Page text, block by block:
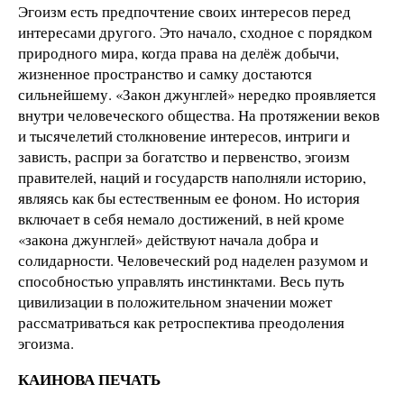
Эгоизм есть предпочтение своих интересов перед
интересами другого. Это начало, сходное с порядком
природного мира, когда права на делёж добычи,
жизненное пространство и самку достаются
сильнейшему. «Закон джунглей» нередко проявляется
внутри человеческого общества. На протяжении веков
и тысячелетий столкновение интересов, интриги и
зависть, распри за богатство и первенство, эгоизм
правителей, наций и государств наполняли историю,
являясь как бы естественным ее фоном. Но история
включает в себя немало достижений, в ней кроме
«закона джунглей» действуют начала добра и
солидарности. Человеческий род наделен разумом и
способностью управлять инстинктами. Весь путь
цивилизации в положительном значении может
рассматриваться как ретроспектива преодоления
эгоизма.
КАИНОВА ПЕЧАТЬ